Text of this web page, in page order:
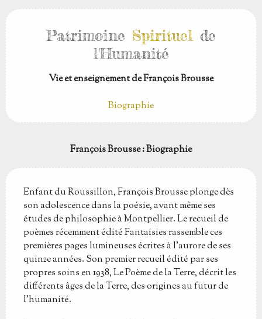
Patrimoine Spirituel de
l'Humanité
Vie et enseignement de François Brousse
Biographie
François Brousse: Biographie
Enfant du Roussillon, François Brousse plonge dès
son adolescence dans la poésie, avant même ses
études de philosophie à Montpellier. Le recueil de
poèmes récemment édité Fantaisies rassemble ces
premières pages lumineuses écrites à l'aurore de ses
quinze années. Son premier recueil édité par ses
propres soins en 1938, Le Poème de la Terre, décrit les
différents âges de la Terre, des origines au futur de
l'humanité.